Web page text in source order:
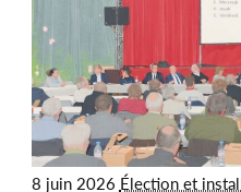
8 juin 2026 Élection et